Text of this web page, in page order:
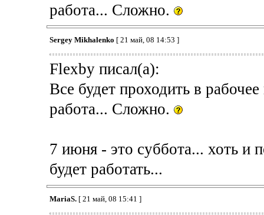
работа... Сложно.
Sergey Mikhalenko [ 21 май, 08 14:53 ]
Flexby писал(а):
Все будет проходить в
работа... Сложно.
7 июня - это суббота... хоть и
будет работать...
MariaS.[ 21 май, 08 15:41 ]